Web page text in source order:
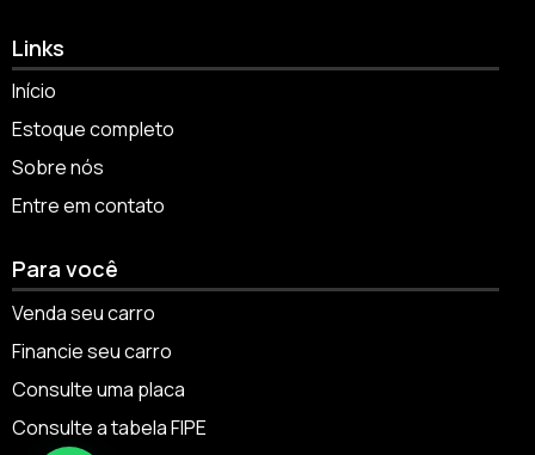
Links
Início
Estoque completo
Sobre nós
Entre em contato
Para você
Venda seu carro
Financie seu carro
Consulte uma placa
Consulte a tabela FIPE